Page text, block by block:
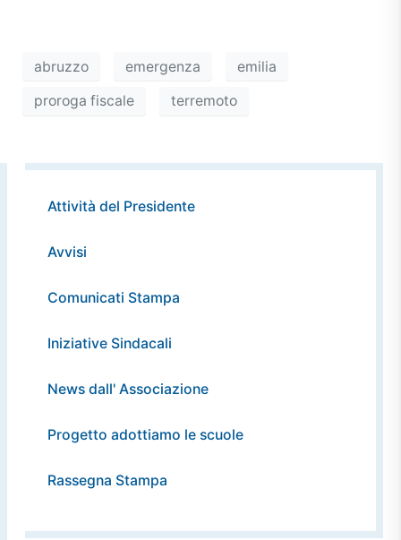
abruzzo emergenza emilia
proroga fiscale terremoto
Attività del Presidente
Avvisi
Comunicati Stampa
Iniziative Sindacali
News dall' Associazione
Progetto adottiamo le scuole
Rassegna Stampa